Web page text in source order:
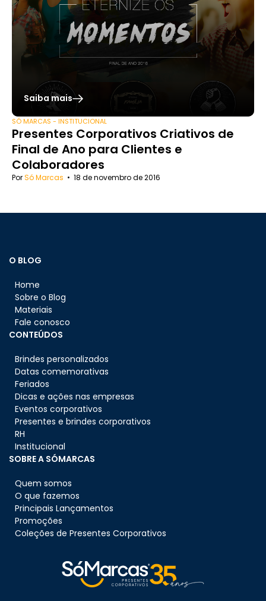
Saiba mais
SÓ MARCAS - INSTITUCIONAL
Presentes Corporativos Criativos de
Final de Ano para Clientes e
Colaboradores
PorSó Marcas • 18 de novembro de 2016
O BLOG
Home
Sobre o Blog
Materiais
Fale conosco
CONTEÚDOS
Brindes personalizados
Datas comemorativas
Feriados
Dicas e ações nas empresas
Eventos corporativos
Presentes e brindes corporativos
RH
Institucional
SOBRE A SÓMARCAS
Quem somos
O que fazemos
Principais Lançamentos
Promoções
Coleções de Presentes Corporativos